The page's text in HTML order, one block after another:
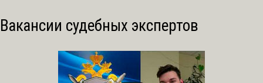
Вакансии судебных экспертов